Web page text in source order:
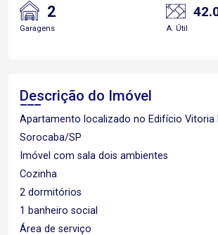
2
Garagens A. Útil
Descrição do Imóvel
Apartamento localizado no Edifício Vitoria
Sorocaba/SP
Imóvel com sala dois ambientes
Cozinha
2 dormitórios
1 banheiro social
Área de serviço